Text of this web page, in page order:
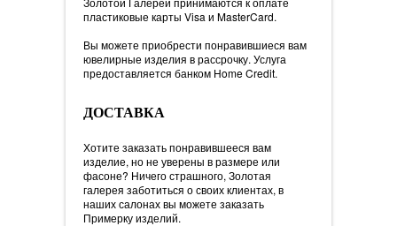
пластиковые карты Visa и MasterCard.
Вы можете приобрести понравившиеся вам
ювелирные изделия в рассрочку. Услуга
предоставляется банком Home Credit.
ДОСТАВКА
Хотите заказать понравившееся вам
изделие, но не уверены в размере или
фасоне? Ничего страшного, Золотая
галерея заботиться о своих клиентах, в
наших салонах вы можете заказать
Примерку изделий.